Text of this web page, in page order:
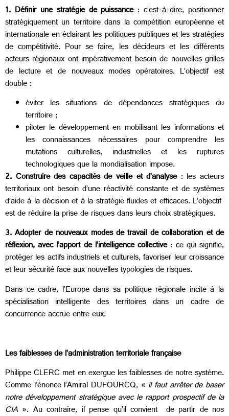
1. Définir une stratégie de puissance: c’est-à-dire, positionner
stratégiquement un territoire dans la compétition européenne et
internationale en éclairant les politiques publiques et les stratégies
de compétitivité. Pour se faire, les décideurs et les différents
acteurs régionaux ont impérativement besoin de nouvelles grilles
de lecture et de nouveaux modes opératoires. L’objectif est
double :
éviter les situations de dépendances stratégiques du
territoire ;
piloter le développement en mobilisant les informations et
les connaissances nécessaires pour comprendre les
mutations culturelles, industrielles et les ruptures
technologiques que la mondialisation impose.
2. Construire des capacités de veille et d’analyse: les acteurs
territoriaux ont besoin d’une réactivité constante et de systèmes
d’aide à la décision et à la stratégie fluides et efficaces. L’objectif
est de réduire la prise de risques dans leurs choix stratégiques.
3. Adopter de nouveaux modes de travail de collaboration et de
réflexion, avec l’apport de l’intelligence collective: ce qui signifie,
protéger les actifs industriels et culturels, favoriser leur croissance
et leur sécurité face aux nouvelles typologies de risques.
Dans ce cadre, l’Europe dans sa politique régionale incite à la
spécialisation intelligente des territoires dans un cadre de
concurrence accrue entre eux.
Les faiblesses de l’administration territoriale française
Philippe CLERC met en exergue les faiblesses de notre système.
Comme l’énonce l’Amiral DUFOURCQ, « il faut arrêter de baser
notre développement stratégique avec le rapport prospectif de la
CIA ». Au contraire, il pense qu’il convient de partir de nos